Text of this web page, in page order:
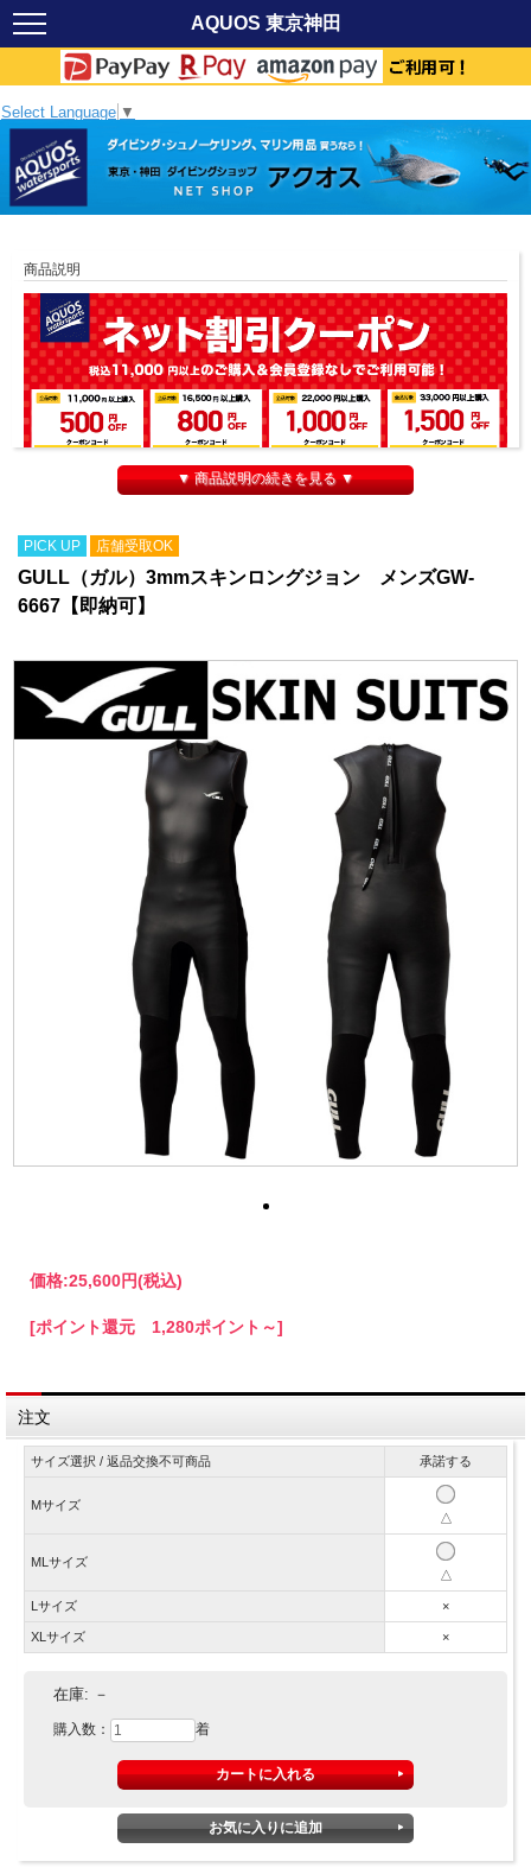
AQUOS 東京神田
Select Language ▼
商品説明
のモデル。風を通さない特性と遠赤外線素材の発熱効果で保温効果をしっかり発揮
します。
▼ 商品説明の続きを見る ▼
PICK UP 店舗受取OK
GULL（ガル）3mmスキンロングジョン メンズGW-
6667【即納可】
価格:25,600円(税込)
[ポイント還元 1,280ポイント～]
注文
サイズ選択 / 返品交換不可商品 承諾する
Mサイズ
△
MLサイズ
△
Lサイズ ×
XLサイズ ×
在庫: －
購入数： 着